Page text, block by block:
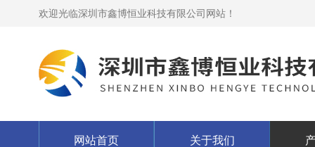
欢迎光临深圳市鑫博恒业科技有限公司网站！
网站首页 关于我们